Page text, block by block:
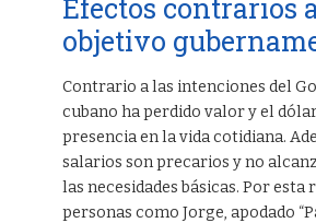
Efectos contrarios
objetivo
Contrario a las intenciones del
cubano ha perdido valor y el
presencia en la vida cotidiana.
salarios son precarios y no
las necesidades básicas. Por esta
personas como Jorge, apodado